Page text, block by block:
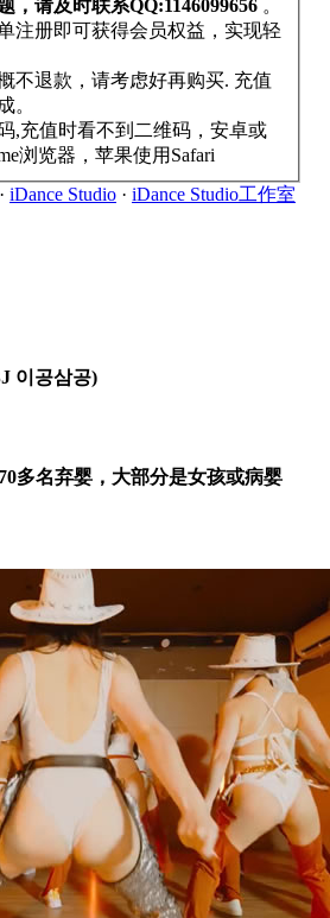
，请及时联系QQ:1146099656 。
注册即可获得会员权益，实现轻
不退款，请考虑好再购买. 充值
。
,充值时看不到二维码，安卓或
浏览器，苹果使用Safari
· iDance Studio · iDance Studio工作室
이공삼공)
多名弃婴，大部分是女孩或病婴